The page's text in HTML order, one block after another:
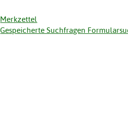
Merkzettel
Gespeicherte Suchfragen